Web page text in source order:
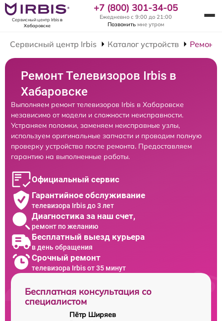
Сервисный центр Irbisв
Хабаровске
+7 (800) 301-34-05
Ежедневно с 9:00 до 21:00
Позвонить мне утром
Сервисный центр Irbis Каталог устройств Ремонт
Ремонт Телевизоров Irbis в
Хабаровске
Выполняем ремонт телевизоров Irbis в Хабаровске
независимо от модели и сложности неисправности.
Устраняем поломки, заменяем неисправные узлы,
используем оригинальные запчасти и проводим полную
проверку устройства после ремонта. Предоставляем
гарантию на выполненные работы.
Официальный сервис
Гарантийное обслуживание
телевизора Irbis до 3 лет
Диагностика за наш счет,
ремонт по желанию
Бесплатный выезд курьера
в день обращения
Срочный ремонт
телевизора Irbis от 35 минут
Бесплатная консультация со
специалистом
Пётр Ширяев